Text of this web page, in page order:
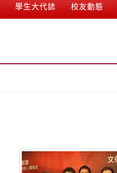
學生大代誌 校友動態